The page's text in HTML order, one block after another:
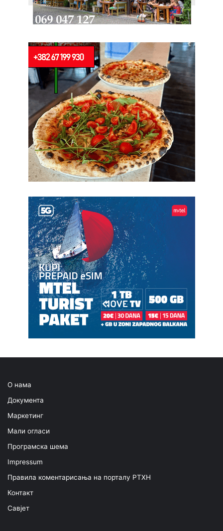
О нама
Документа
Маркетинг
Мали огласи
Програмска шема
Impressum
Правила коментарисања на порталу РТХН
Контакт
Савјет